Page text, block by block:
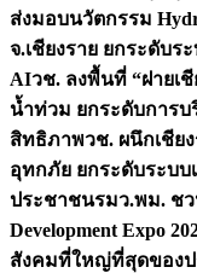
ส่งมอบนวัตกรรม
จ.เชียงราย ยกระดับร
AIวช. ลงพื้นที่ “ฝายเ
น้ำท่วม ยกระดับการ
สิทธิภาพวช. ผนึกเชีย
อุทกภัย ยกระดับระบ
ประชาชนรมว.พม. ช
Development Expo
สังคมที่ใหญ่ที่สุดของป